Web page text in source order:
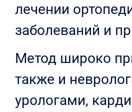
лечении
заболеваний и
Метод широко
также и
урологами,